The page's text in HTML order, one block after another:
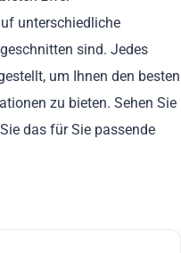
unterschiedliche
sind. Jedes
um Ihnen den besten
zu bieten. Sehen Sie
das für Sie passende